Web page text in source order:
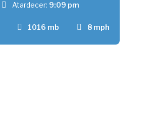
1016 mb 8 mph
Atardecer: 9:09 pm